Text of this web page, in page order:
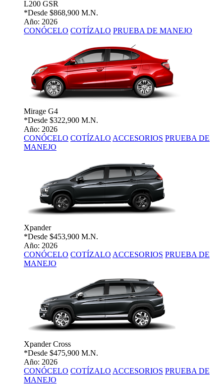
L200 GSR
*Desde $868,900 M.N.
Año: 2026
CONÓCELO COTÍZALO PRUEBA DE MANEJO
Mirage G4
*Desde $322,900 M.N.
Año: 2026
CONÓCELO COTÍZALO ACCESORIOS PRUEBA DE
MANEJO
Xpander
*Desde $453,900 M.N.
Año: 2026
CONÓCELO COTÍZALO ACCESORIOS PRUEBA DE
MANEJO
Xpander Cross
*Desde $475,900 M.N.
Año: 2026
CONÓCELO COTÍZALO ACCESORIOS PRUEBA DE
MANEJO